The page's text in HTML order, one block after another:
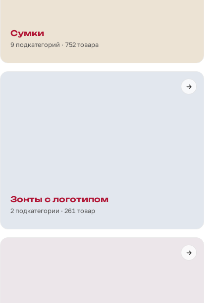
Сумки
9 подкатегорий · 752 товара
Зонты с логотипом
2 подкатегории · 261 товар